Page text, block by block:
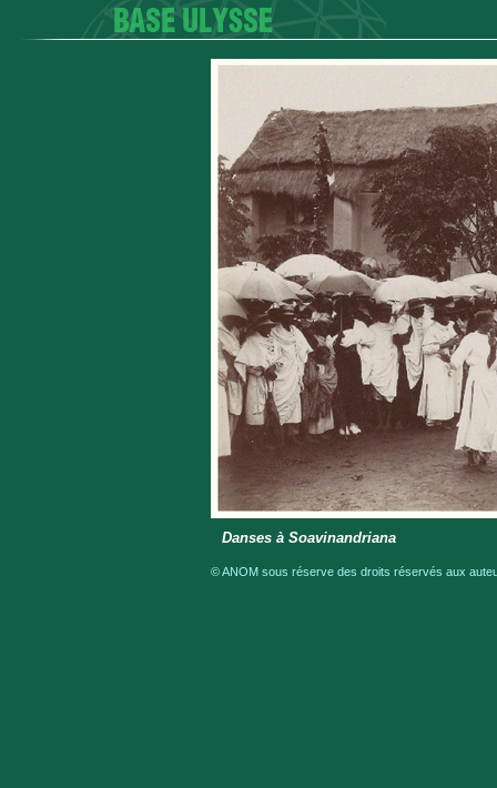
Danses à Soavinandriana
© ANOM sous réserve des droits réservés aux